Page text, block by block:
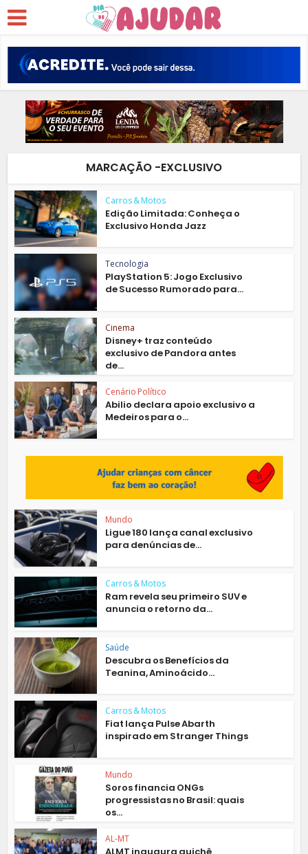
MARCAÇÃO -EXCLUSIVO
Carros & Motos
Edição Limitada: Conheça o
Exclusivo Honda Jazz
Tecnologia
PlayStation 5: Jogo Exclusivo
de Sucesso Rumorado para...
Cinema
Disney+ traz conteúdo
exclusivo de Pandora antes
de...
Cenário Político
Abilio declara apoio exclusivo a
Medeiros para o...
Mundo
Ligue 180 lança canal exclusivo
para denúncias de...
Carros & Motos
Ram revela seu primeiro SUV e
anuncia o retorno da...
Saúde
Descubra os Benefícios da
Teanina, Aminoácido...
Carros & Motos
Fiat lança Pulse Abarth
inspirado em Stranger Things
Mundo
Soros financia ONGs
progressistas no Brasil: quais
os...
AL-MT